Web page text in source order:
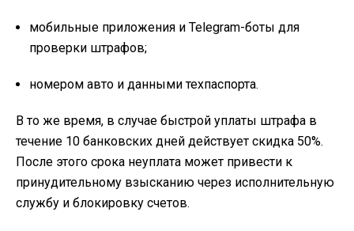
мобильные приложения и Telegram-боты для
проверки штрафов;
номером авто и данными техпаспорта.
В то же время, в случае быстрой уплаты штрафа в
течение 10 банковских дней действует скидка 50%.
После этого срока неуплата может привести к
принудительному взысканию через исполнительную
службу и блокировку счетов.